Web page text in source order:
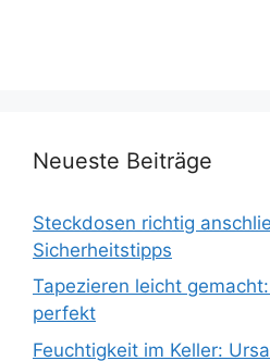
Neueste Beiträge
Steckdosen richtig
Sicherheitstipps
Tapezieren leicht
perfekt
Feuchtigkeit im Keller: